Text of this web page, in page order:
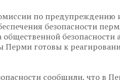
по предупреждению
безопасности
Перми готовы к
сообщили, что в